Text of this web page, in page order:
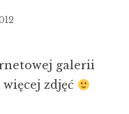
galerii
zdjęć